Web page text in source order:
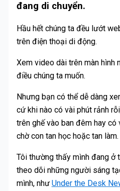
đang di chuyển.
Hầu hết chúng ta đều lướt
trên điện thoại di động.
Xem video dài trên màn hình
điều chúng ta muốn.
Nhưng bạn có thể dễ dàng
cứ khi nào có vài phút rảnh
trên ghế vào ban đêm hay
chờ con tan học hoặc tan làm.
Tôi thường thấy mình đang ở
theo dõi những người sáng
mình, như Under the Desk